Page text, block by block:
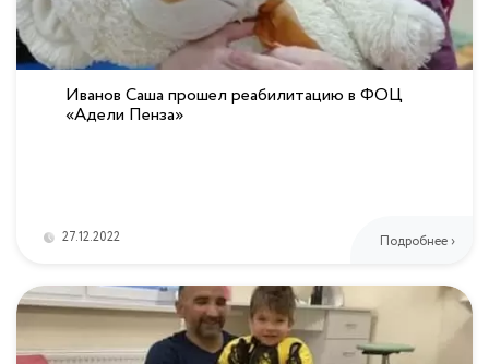
Иванов Саша прошел реабилитацию в ФОЦ
«Адели Пенза»
27.12.2022 Подробнее ›